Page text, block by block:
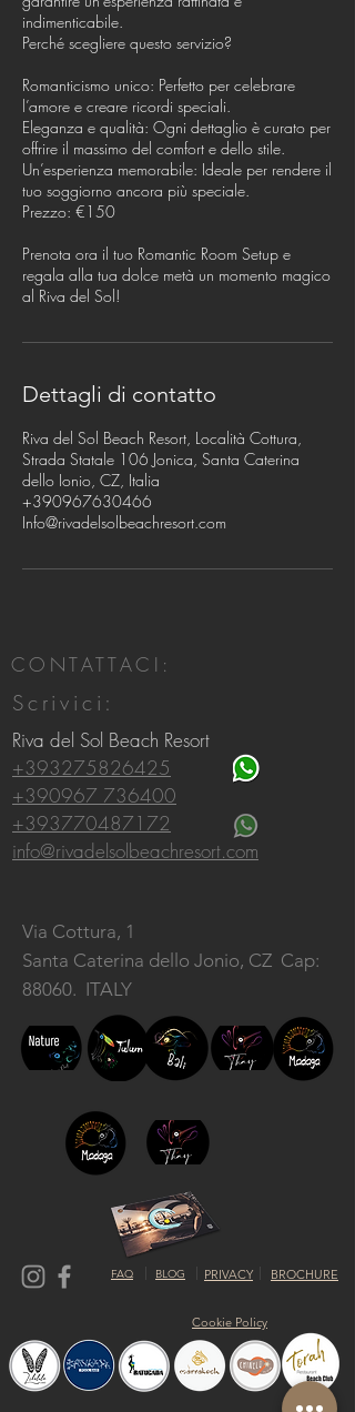
indimenticabile.
Perché scegliere questo servizio?
Romanticismo unico: Perfetto per celebrare
l’amore e creare ricordi speciali.
Eleganza e qualità: Ogni dettaglio è curato per
offrire il massimo del comfort e dello stile.
Un’esperienza memorabile: Ideale per rendere il
tuo soggiorno ancora più speciale.
Prezzo: €150
Prenota ora il tuo Romantic Room Setup e
regala alla tua dolce metà un momento magico
al Riva del Sol!
Dettagli di contatto
Riva del Sol Beach Resort, Località Cottura,
Strada Statale 106 Jonica, Santa Caterina
dello Ionio, CZ, Italia
+390967630466
Info@rivadelsolbeachresort.com
CONTATTACI:
Scrivici:
Riva del Sol Beach Resort
+393275826425
+390967 736400
+393770487172
info@rivadelsolbeachresort.com
Via Cottura, 1
Santa Caterina dello Jonio, CZ Cap:
88060. ITALY
FAQ BLOG PRIVACY BROCHURE
Cookie Policy